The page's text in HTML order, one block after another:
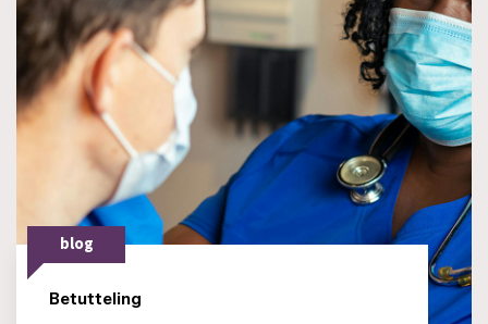
blog
Betutteling